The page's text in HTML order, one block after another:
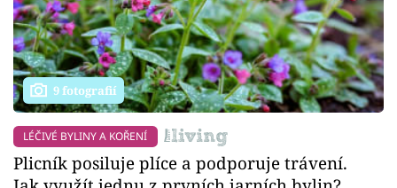
9 fotografií
LÉČIVÉ BYLINY A KOŘENÍ
Plicník posiluje plíce a podporuje trávení.